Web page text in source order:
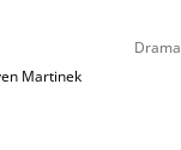
Drama
Martinek